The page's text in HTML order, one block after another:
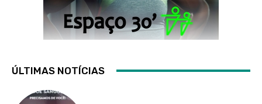
ÚLTIMAS NOTÍCIAS